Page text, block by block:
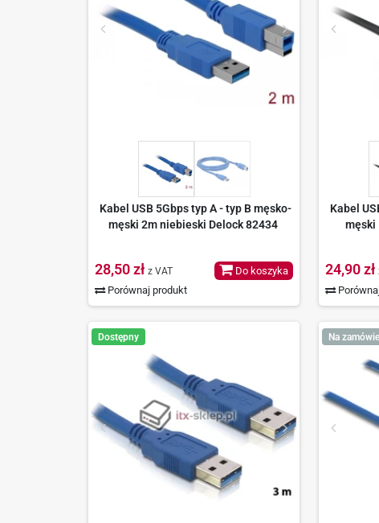
Kabel USB 5Gbps typ A - typ B męsko-
męski 2m niebieski Delock 82434
28,50 zł z VAT
Porównaj produkt
Do koszyka
Kabel
męski
24,90 zł
Dostępny Na